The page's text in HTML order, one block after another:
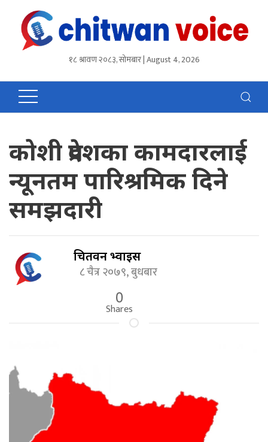
१८ श्रावण २०८३, सोमबार | August 4, 2026
कोशी प्रदेशका कामदारलाई
न्यूनतम पारिश्रमिक दिने
समझदारी
चितवन भ्वाईस
८ चैत्र २०७९, बुधबार
0
Shares